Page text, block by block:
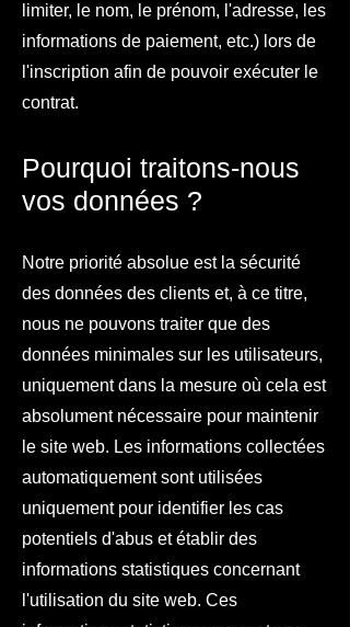
limiter, le nom, le prénom, l'adresse, les
informations de paiement, etc.) lors de
l'inscription afin de pouvoir exécuter le
contrat.
Pourquoi traitons-nous
vos données ?
Notre priorité absolue est la sécurité
des données des clients et, à ce titre,
nous ne pouvons traiter que des
données minimales sur les utilisateurs,
uniquement dans la mesure où cela est
absolument nécessaire pour maintenir
le site web. Les informations collectées
automatiquement sont utilisées
uniquement pour identifier les cas
potentiels d'abus et établir des
informations statistiques concernant
l'utilisation du site web. Ces